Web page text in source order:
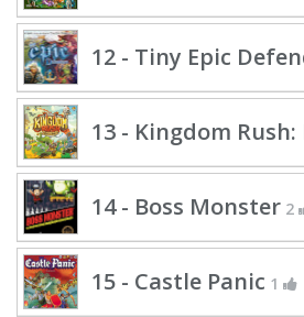
12 - Tiny Epic
13 - Kingdom
14 - Boss Monster 2
15 - Castle Panic 1